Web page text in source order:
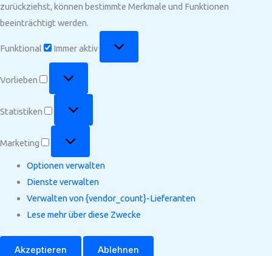
zurückziehst, können bestimmte Merkmale und Funktionen
beeinträchtigt werden.
Funktional
Immer aktiv
Vorlieben
Statistiken
Marketing
Optionen verwalten
Dienste verwalten
Verwalten von {vendor_count}-Lieferanten
Lese mehr über diese Zwecke
Akzeptieren Ablehnen